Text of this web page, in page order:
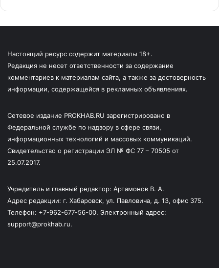
Настоящий ресурс содержит материалы 18+.
Редакция не несет ответственности за содержание
комментариев к материалам сайта, а также за достоверность
информации, содержащейся в рекламных объявлениях.
Сетевое издание PROKHAB.RU зарегистрировано в
Федеральной службе по надзору в сфере связи,
информационных технологий и массовых коммуникаций.
Свидетельство о регистрации ЭЛ № ФС 77 – 70505 от
25.07.2017.
Учредитель и главный редактор: Артамонов В. А.
Адрес редакции: г. Хабаровск, ул. Павловича, д. 13, офис 375.
Телефон: +7-962-677-56-00. Электронный адрес:
support@prokhab.ru.